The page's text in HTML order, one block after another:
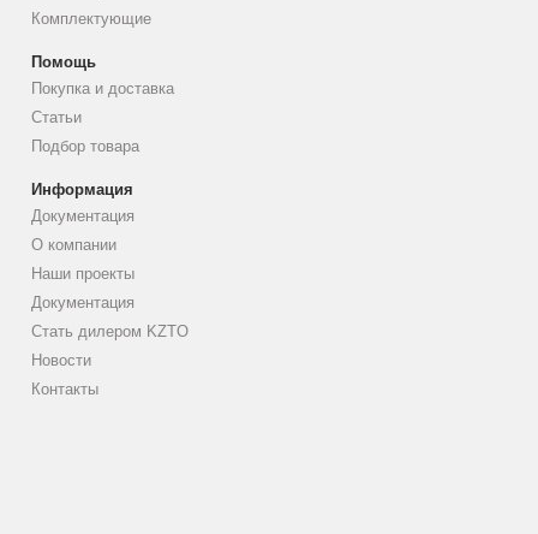
Комплектующие
Помощь
Покупка и доставка
Статьи
Подбор товара
Информация
Документация
О компании
Наши проекты
Документация
Стать дилером KZTO
Новости
Контакты